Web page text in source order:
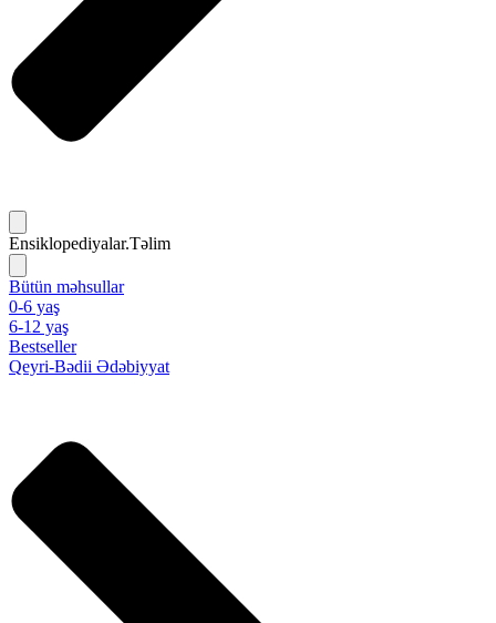
Ensiklopediyalar.Təlim
Bütün məhsullar
0-6 yaş
6-12 yaş
Bestseller
Qeyri-Bədii Ədəbiyyat